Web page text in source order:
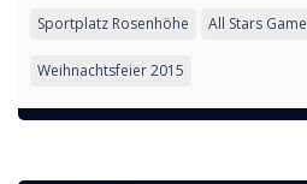
Sportplatz Rosenhöhe All Stars Game
Weihnachtsfeier 2015